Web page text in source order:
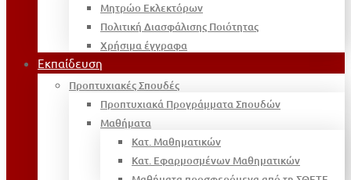
Μητρώο Εκλεκτόρων
Πολιτική Διασφάλισης Ποιότητας
Χρήσιμα έγγραφα
Εκπαίδευση
Προπτυχιακές Σπουδές
Προπτυχιακά Προγράμματα Σπουδών
Μαθήματα
Κατ. Μαθηματικών
Κατ. Εφαρμοσμένων Μαθηματικών